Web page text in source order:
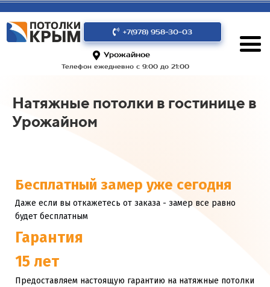
+7(978) 958-30-03
Урожайное
Телефон ежедневно с 9:00 до 21:00
Натяжные потолки в гостинице в
Урожайном
Бесплатный замер уже сегодня
Даже если вы откажетесь от заказа - замер все равно
будет бесплатным
Гарантия
15 лет
Предоставляем настоящую гарантию на натяжные потолки